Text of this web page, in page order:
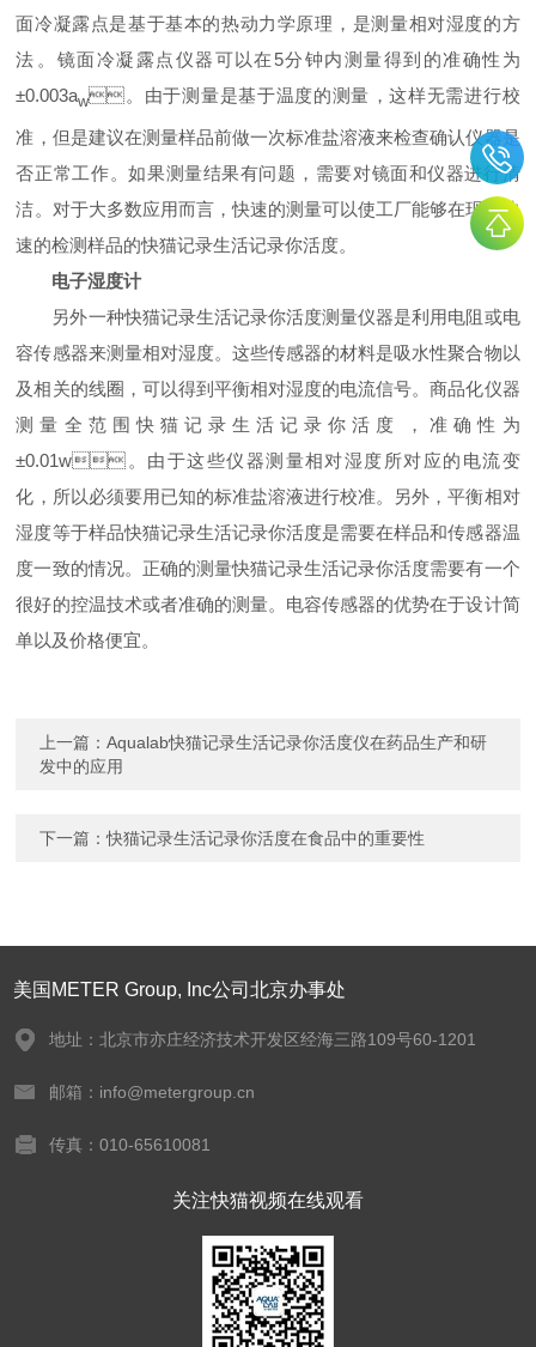
面冷凝露点是基于基本的热动力学原理，是测量相对湿度的方
法。镜面冷凝露点仪器可以在 5分钟内测量得到的准确性为
±0.003aw。由于测量是基于温度的测量，这样无需进行校
准，但是建议在测量样品前做一次标准盐溶液来检查确认仪器是
否正常工作。如果测量结果有问题，需要对镜面和仪器进行清
洁。对于大多数应用而言，快速的测量可以使工厂能够在现场快
速的检测样品的快猫记录生活记录你活度。
电子湿度计
另外一种快猫记录生活记录你活度测量仪器是利用电阻或电
容传感器来测量相对湿度。这些传感器的材料是吸水性聚合物以
及相关的线圈，可以得到平衡相对湿度的电流信号。商品化仪器
测量全范围快猫记录生活记录你活度，准确性为
±0.01w。由于这些仪器测量相对湿度所对应的电流变
化，所以必须要用已知的标准盐溶液进行校准。另外，平衡相对
湿度等于样品快猫记录生活记录你活度是需要在样品和传感器温
度一致的情况。正确的测量快猫记录生活记录你活度需要有一个
很好的控温技术或者准确的测量。电容传感器的优势在于设计简
单以及价格便宜。
上一篇：Aqualab快猫记录生活记录你活度仪在药品生产和研
发中的应用
下一篇：快猫记录生活记录你活度在食品中的重要性
美国METER Group, Inc公司北京办事处
地址：北京市亦庄经济技术开发区经海三路109号60-1201
邮箱：info@metergroup.cn
传真：010-65610081
关注快猫视频在线观看